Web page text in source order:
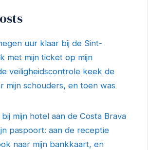
uur klaar bij de Sint-
met mijn ticket op mijn
veiligheidscontrole keek de
mijn schouders, en toen was
mijn hotel aan de Costa Brava
paspoort: aan de receptie
naar mijn bankkaart, en